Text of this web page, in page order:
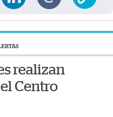
realizan
Centro